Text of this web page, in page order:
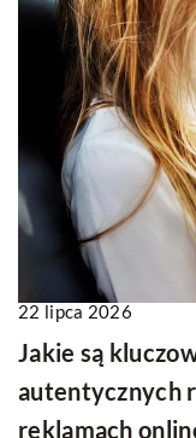
22 lipca 2026
Jakie są
autentycznych
reklamach